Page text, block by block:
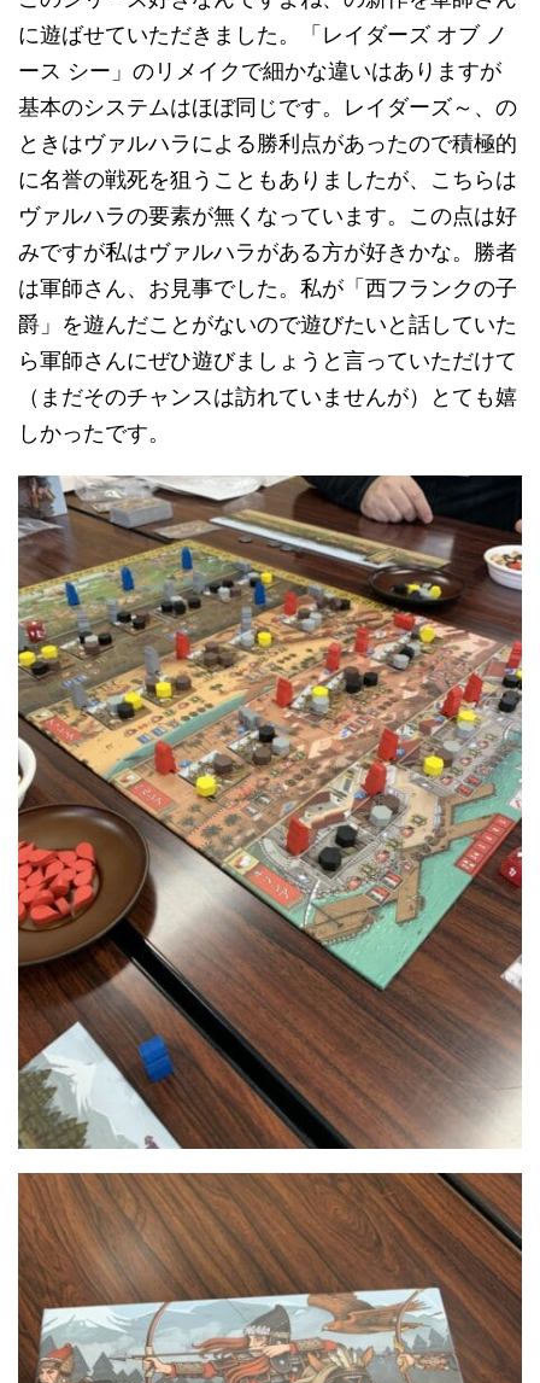
に遊ばせていただきました。「レイダーズ オブ ノ
ース シー」のリメイクで細かな違いはありますが
基本のシステムはほぼ同じです。レイダーズ～、の
ときはヴァルハラによる勝利点があったので積極的
に名誉の戦死を狙うこともありましたが、こちらは
ヴァルハラの要素が無くなっています。この点は好
みですが私はヴァルハラがある方が好きかな。勝者
は軍師さん、お見事でした。私が「西フランクの子
爵」を遊んだことがないので遊びたいと話していた
ら軍師さんにぜひ遊びましょうと言っていただけて
（まだそのチャンスは訪れていませんが）とても嬉
しかったです。